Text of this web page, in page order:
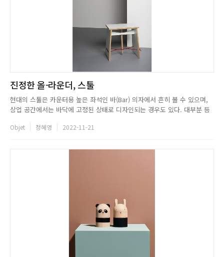
진정한 올-라운더, 스툴
현대의 스툴은 카운터용 높은 좌석인 바(Bar) 의자에서 흔히 볼 수 있으며,
상업 공간에서는 바닥에 고정된 상태로 디자인되는 경우도 있다. 대부분 등
있다. 때문에 사용자의 우선순위에 따라 소재와 셰이프를 선택하는 것이 중
Objet 정혜영 2022-11-21